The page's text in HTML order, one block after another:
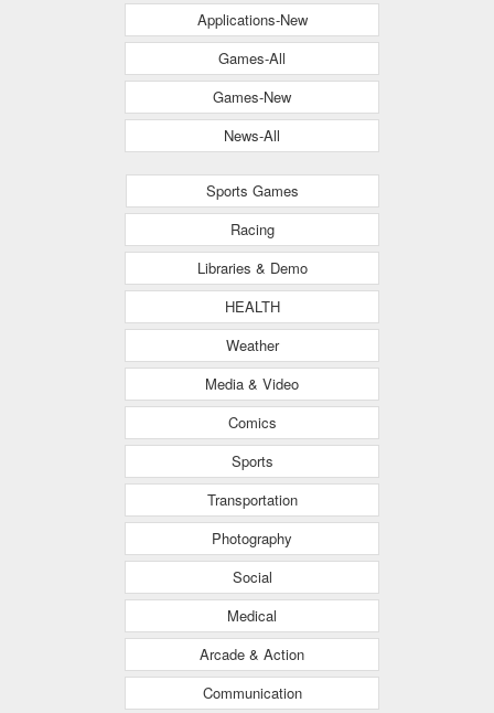
Applications-New
Games-All
Games-New
News-All
Sports Games
Racing
Libraries & Demo
HEALTH
Weather
Media & Video
Comics
Sports
Transportation
Photography
Social
Medical
Arcade & Action
Communication